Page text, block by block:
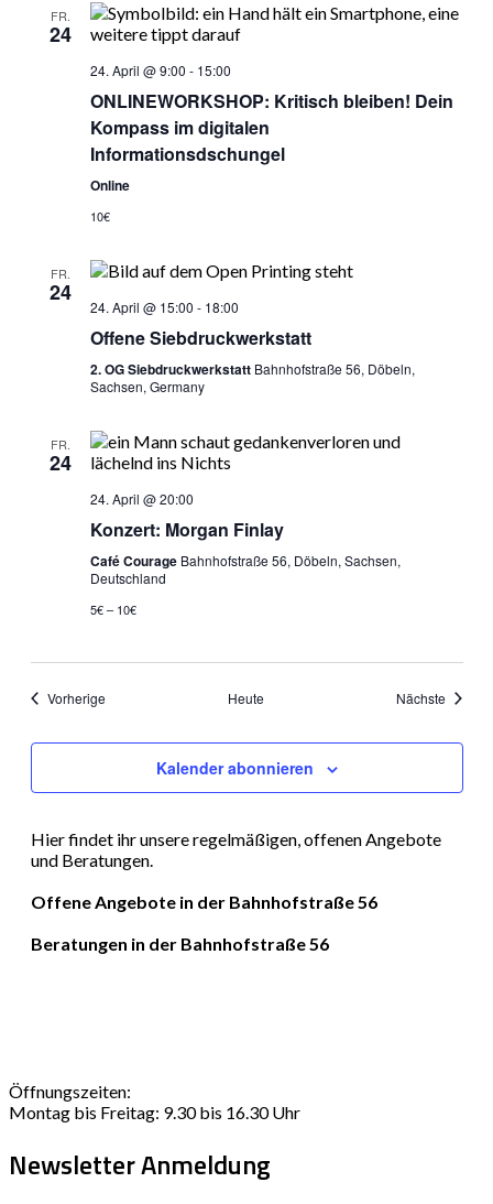
FR.
24
24. April @ 9:00 - 15:00
ONLINEWORKSHOP: Kritisch bleiben! Dein
Kompass im digitalen
Informationsdschungel
Online
10€
FR.
24
24. April @ 15:00 - 18:00
Offene Siebdruckwerkstatt
2. OG Siebdruckwerkstatt Bahnhofstraße 56, Döbeln,
Sachsen, Germany
FR.
24
24. April @ 20:00
Konzert: Morgan Finlay
Café Courage Bahnhofstraße 56, Döbeln, Sachsen,
Deutschland
5€ – 10€
VorherigeVeranstaltungen Heute Nächste
Kalender abonnieren
Hier findet ihr unsere regelmäßigen, offenen Angebote
und Beratungen.
Offene Angebote in der Bahnhofstraße 56
Beratungen in der Bahnhofstraße 56
Öffnungszeiten:
Montag bis Freitag: 9.30 bis 16.30 Uhr
Newsletter Anmeldung